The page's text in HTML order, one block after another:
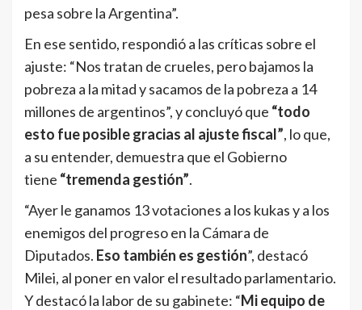
pesa sobre la Argentina”.
En ese sentido, respondió a las críticas sobre el
ajuste: “Nos tratan de crueles, pero bajamos la
pobreza a la mitad y sacamos de la pobreza a 14
millones de argentinos”, y concluyó que “todo
esto fue posible gracias al ajuste fiscal”, lo que,
a su entender, demuestra que el Gobierno
tiene “tremenda gestión”.
“Ayer le ganamos 13 votaciones a los kukas y a los
enemigos del progreso en la Cámara de
Diputados. Eso también es gestión”, destacó
Milei, al poner en valor el resultado parlamentario.
Y destacó la labor de su gabinete: “Mi equipo de